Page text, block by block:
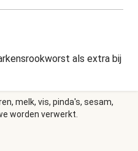
als extra bij
melk, vis, pinda's, sesam,
worden verwerkt.